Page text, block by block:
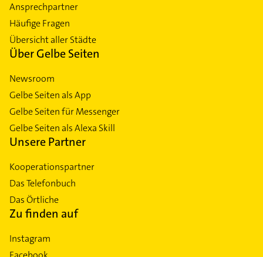
Ansprechpartner
Häufige Fragen
Übersicht aller Städte
Über Gelbe Seiten
Newsroom
Gelbe Seiten als App
Gelbe Seiten für Messenger
Gelbe Seiten als Alexa Skill
Unsere Partner
Kooperationspartner
Das Telefonbuch
Das Örtliche
Zu finden auf
Instagram